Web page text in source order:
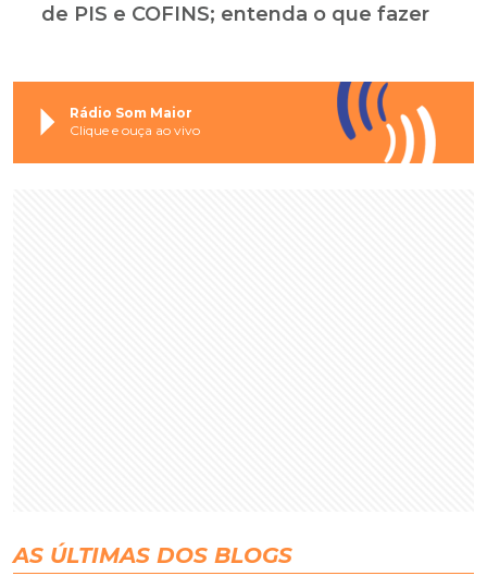
de PIS e COFINS; entenda o que fazer
Rádio Som Maior
Clique e ouça ao vivo
AS ÚLTIMAS DOS BLOGS